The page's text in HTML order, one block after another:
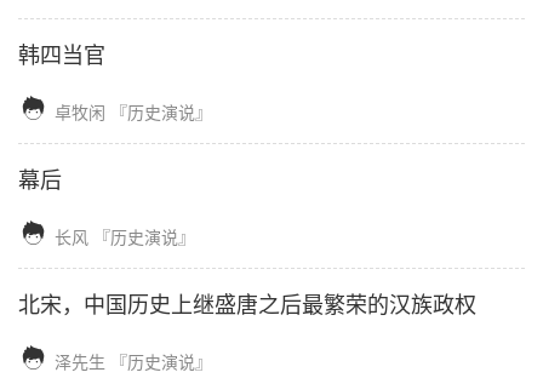
韩四当官
 卓牧闲 『历史演说』
幕后
 长风 『历史演说』
北宋，中国历史上继盛唐之后最繁荣的汉族政权
 泽先生 『历史演说』